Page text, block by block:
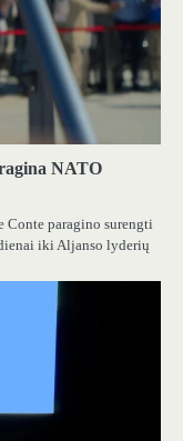
NATO
Conte paragino surengti
iki Aljanso lyderių